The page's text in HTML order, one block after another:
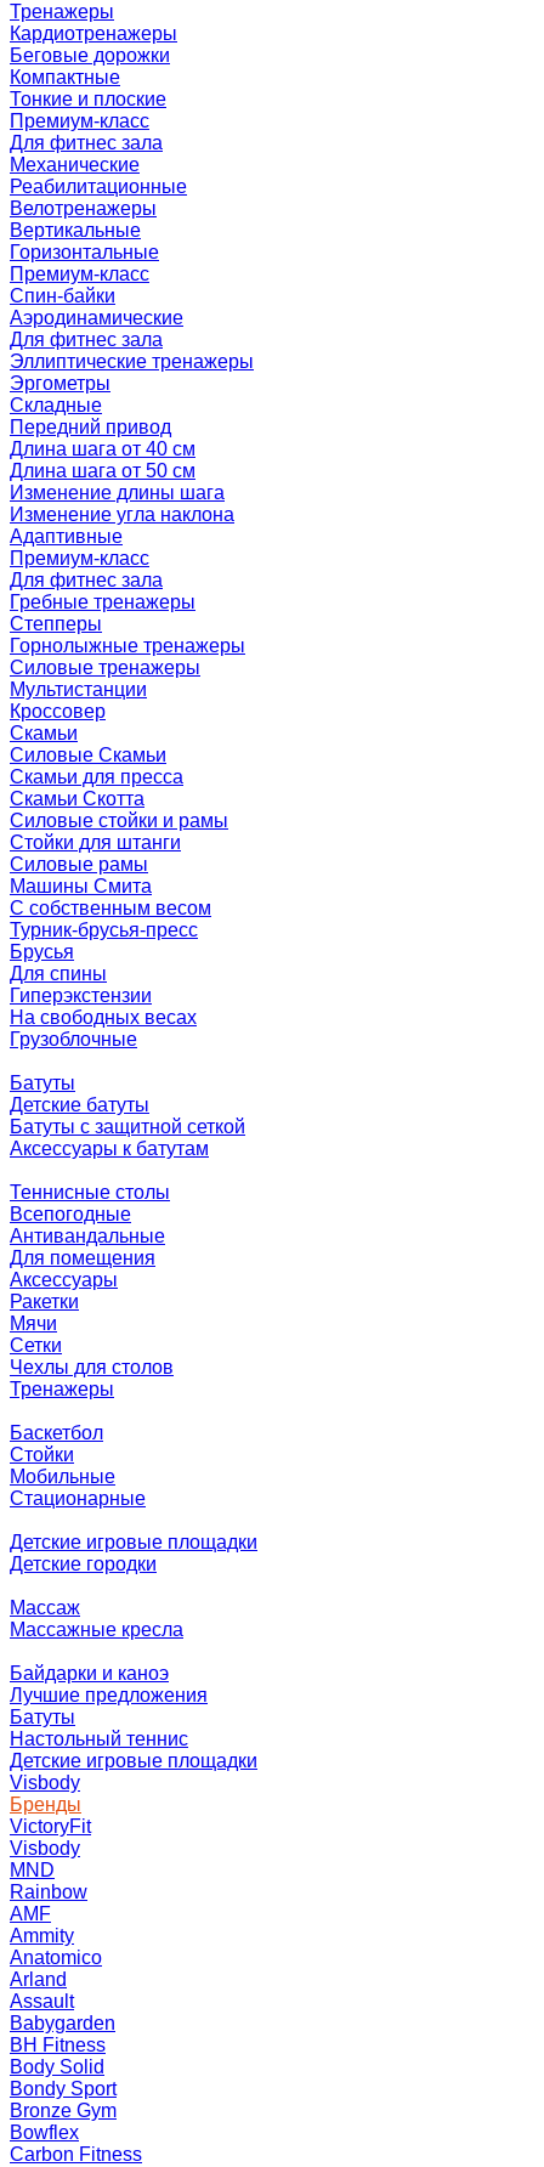
Тренажеры
Кардиотренажеры
Беговые дорожки
Компактные
Тонкие и плоские
Премиум-класс
Для фитнес зала
Механические
Реабилитационные
Велотренажеры
Вертикальные
Горизонтальные
Премиум-класс
Спин-байки
Аэродинамические
Для фитнес зала
Эллиптические тренажеры
Эргометры
Складные
Передний привод
Длина шага от 40 см
Длина шага от 50 см
Изменение длины шага
Изменение угла наклона
Адаптивные
Премиум-класс
Для фитнес зала
Гребные тренажеры
Степперы
Горнолыжные тренажеры
Силовые тренажеры
Мультистанции
Кроссовер
Скамьи
Силовые Скамьи
Скамьи для пресса
Скамьи Скотта
Силовые стойки и рамы
Стойки для штанги
Силовые рамы
Машины Смита
C собственным весом
Турник-брусья-пресс
Брусья
Для спины
Гиперэкстензии
На свободных весах
Грузоблочные
Батуты
Детские батуты
Батуты с защитной сеткой
Аксессуары к батутам
Теннисные столы
Всепогодные
Антивандальные
Для помещения
Аксессуары
Ракетки
Мячи
Сетки
Чехлы для столов
Тренажеры
Баскетбол
Стойки
Мобильные
Стационарные
Детские игровые площадки
Детские городки
Массаж
Массажные кресла
Байдарки и каноэ
Лучшие предложения
Батуты
Настольный теннис
Детские игровые площадки
Visbody
Бренды
VictoryFit
Visbody
MND
Rainbow
AMF
Ammity
Anatomico
Arland
Assault
Babygarden
BH Fitness
Body Solid
Bondy Sport
Bronze Gym
Bowflex
Carbon Fitness